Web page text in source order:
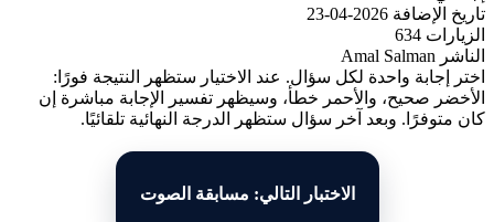
تاريخ الإضافة 2026-04-23
الزيارات 634
الناشر Amal Salman
اختر إجابة واحدة لكل سؤال. عند الاختيار ستظهر النتيجة فورًا:
الأخضر صحيح، والأحمر خطأ، وسيظهر تفسير الإجابة مباشرة إن
كان متوفرًا. وبعد آخر سؤال ستظهر الدرجة النهائية تلقائيًا.
الاختبار التالي: مسابقة الصوت